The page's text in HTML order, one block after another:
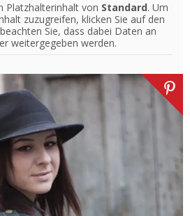
Platzhalterinhalt von Standard. Um
zuzugreifen, klicken Sie auf den
Sie, dass dabei Daten an
weitergegeben werden.
entsperren
Informationen